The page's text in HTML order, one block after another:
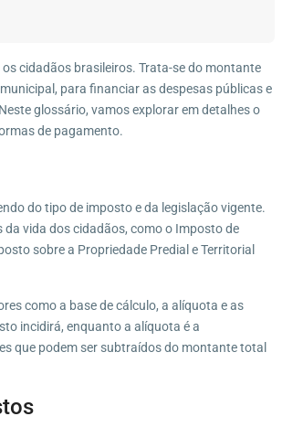
cidadãos brasileiros. Trata-se do montante
para financiar as despesas públicas e
glossário, vamos explorar em detalhes o
de pagamento.
do tipo de imposto e da legislação vigente.
vida dos cidadãos, como o Imposto de
sobre a Propriedade Predial e Territorial
como a base de cálculo, a alíquota e as
incidirá, enquanto a alíquota é a
que podem ser subtraídos do montante total